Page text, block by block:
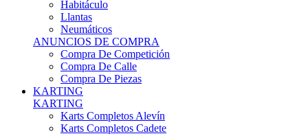
Habitáculo
Llantas
Neumáticos
ANUNCIOS DE COMPRA
Compra De Competición
Compra De Calle
Compra De Piezas
KARTING
KARTING
Karts Completos Alevín
Karts Completos Cadete